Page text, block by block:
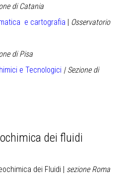
di Catania
e cartografia | Osservatorio
di Pisa
e Tecnologici | Sezione di
dei fluidi
dei Fluidi | sezione Roma